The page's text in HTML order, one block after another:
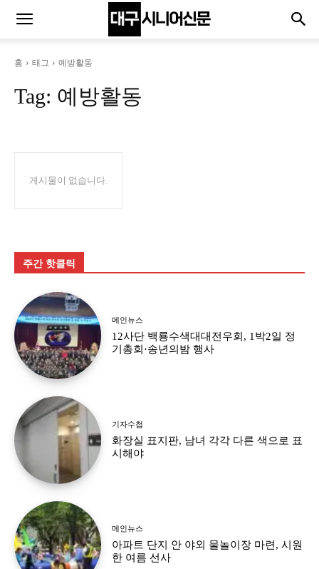
홈 태그 예방활동
Tag: 예방활동
게시물이 없습니다.
주간 핫클릭
메인뉴스
12사단 백룡수색대대전우회, 1박2일 정
기총회·송년의밤 행사
기자수첩
화장실 표지판, 남녀 각각 다른 색으로 표
시해야
메인뉴스
아파트 단지 안 야외 물놀이장 마련, 시원
한 여름 선사